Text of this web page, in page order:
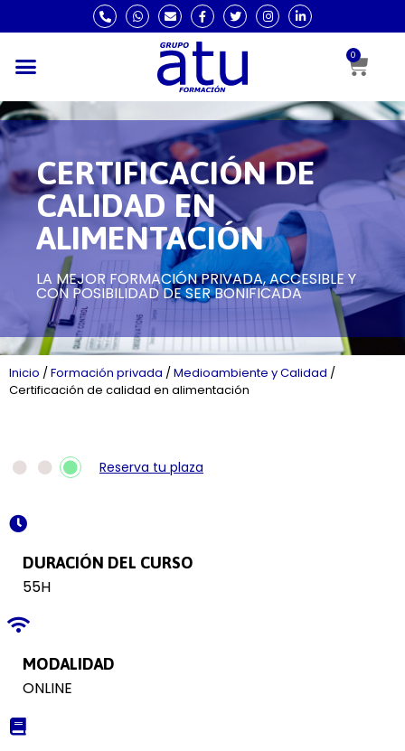
0
CERTIFICACIÓN DE
CALIDAD EN
ALIMENTACIÓN
LA MEJOR FORMACIÓN PRIVADA, ACCESIBLE Y
CON POSIBILIDAD DE SER BONIFICADA
Inicio /Formación privada /Medioambiente y Calidad /
Certificación de calidad en alimentación
Reserva tu plaza
DURACIÓN DEL CURSO
55H
MODALIDAD
ONLINE